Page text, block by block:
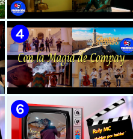
🟡 Naldo - ¨Falsas Promesas¨ 📺
Videoclip - 🎬 Dirección:
Visualeme